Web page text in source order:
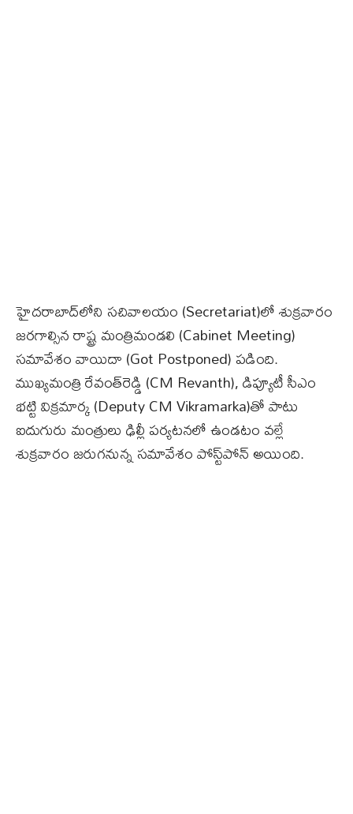
హైదరాబాద్‌లోని స‌చివాల‌యం (Secretariat)లో శుక్ర‌వారం
జ‌ర‌గాల్సిన రాష్ట్ర మంత్రిమండలి (Cabinet Meeting)
సమావేశం వాయిదా (Got Postponed) పడింది.
ముఖ్య‌మంత్రి రేవంత్‌రెడ్డి (CM Revanth), డిప్యూటీ సీఎం
భ‌ట్టి విక్ర‌మార్క‌ (Deputy CM Vikramarka)తో పాటు
ఐదుగురు మంత్రులు ఢిల్లీ ప‌ర్య‌ట‌న‌లో ఉండ‌టం వ‌ల్లే
శుక్ర‌వారం జ‌రుగ‌నున్న స‌మావేశం పోస్ట్‌పోన్ అయింది.